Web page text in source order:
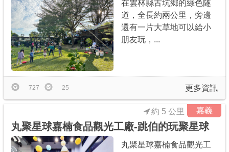
在雲林縣古坑鄉的綠色隧
道，全長約兩公里，旁邊
還有一片大草地可以給小
朋友玩，...
更多資訊
727 25
嘉義
丸聚星球嘉楠食品觀光工廠-跳伯的玩聚星球
約 5 公里
丸聚星球嘉楠食品觀光工